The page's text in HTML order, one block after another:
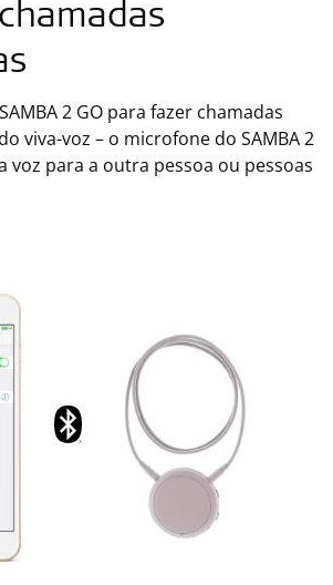
2 GO para fazer chamadas
viva-voz – o microfone do SAMBA 2
voz para a outra pessoa ou pessoas